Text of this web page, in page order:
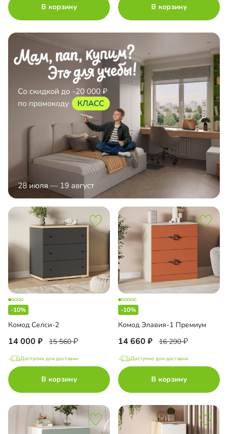
В корзину В корзину
-10%
Комод Селси-2
14 000 15 560
Доступно для доставки
В корзину
-10%
Комод Элавия-1 Премиум
14 660 16 290
Доступно для доставки
В корзину